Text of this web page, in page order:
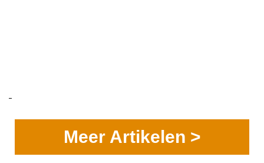
Meer Artikelen >